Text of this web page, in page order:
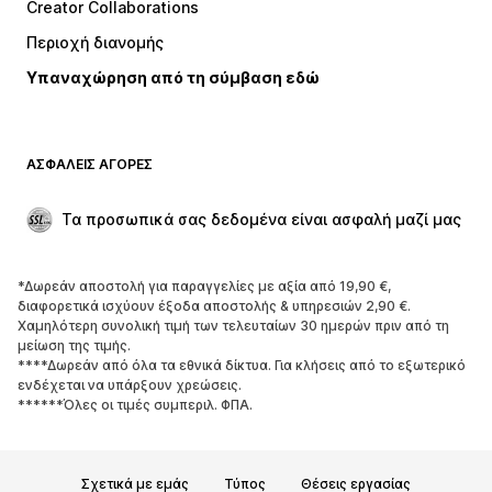
Εσώρουχα
Παλτό
Φούστες
Περιστάσεις
Aποκλειστικά
ΠΑΠΟΎΤΣΙΑ
ΝΕΑ
Trending
Sneakers
Μποτάκια
Γόβες και ψηλοτάκουνα
Creator Collaborations
Περιοχή διανομής
Υπαναχώρηση από τη σύμβαση εδώ
ΑΣΦΑΛΕΊΣ ΑΓΟΡΈΣ
Τα προσωπικά σας δεδομένα είναι ασφαλή μαζί μας
*Δωρεάν αποστολή για παραγγελίες με αξία από 19,90 €,
διαφορετικά ισχύουν έξοδα αποστολής & υπηρεσιών 2,90 €.
Χαμηλότερη συνολική τιμή των τελευταίων 30 ημερών πριν από τη
μείωση της τιμής.
****Δωρεάν από όλα τα εθνικά δίκτυα. Για κλήσεις από το εξωτερικό
ενδέχεται να υπάρξουν χρεώσεις.
******Όλες οι τιμές συμπεριλ. ΦΠΑ.
Σχετικά με εμάς Τύπος Θέσεις εργασίας